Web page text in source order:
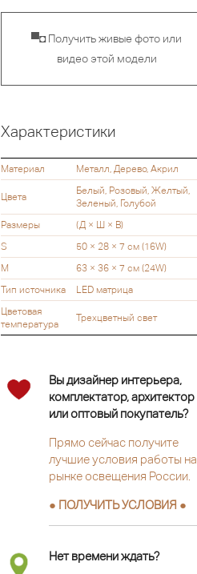
▀◘ Получить живые фото или
видео этой модели
Характеристики
Материал Металл, Дерево, Акрил
Цвета
Белый, Розовый, Желтый,
Зеленый, Голубой
Размеры
(Д × Ш × В)
S
50 × 28 × 7 см (16W)
M
63 × 36 × 7 см (24W)
Тип источника
LED матрица
Цветовая
температура
Трехцветный свет
Вы дизайнер интерьера,
комплектатор, архитектор
или оптовый покупатель?
Прямо сейчас получите
лучшие условия работы на
рынке освещения России.
● ПОЛУЧИТЬ УСЛОВИЯ ●
Нет времени ждать?